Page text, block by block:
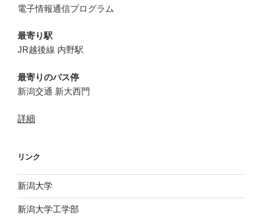
電子情報通信プログラム
最寄り駅
JR越後線 内野駅
最寄りのバス停
新潟交通 新大西門
詳細
リンク
新潟大学
新潟大学工学部